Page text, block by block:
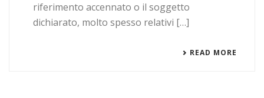
riferimento accennato o il soggetto
dichiarato, molto spesso relativi […]
READ MORE